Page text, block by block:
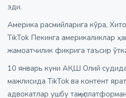
эди.
Америка расмийларига кўра,
TikTok Пекинга америкаликлар
жамоатчилик фикрига таъсир
10 январь куни АҚШ Олий
мажлисида TikTok ва контент
адвокатлар ушбу тақиқ